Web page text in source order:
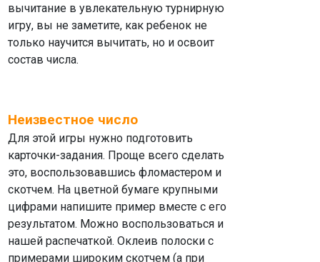
вычитание в увлекательную турнирную
игру, вы не заметите, как ребенок не
только научится вычитать, но и освоит
состав числа.
Неизвестное число
Для этой игры нужно подготовить
карточки-задания. Проще всего сделать
это, воспользовавшись фломастером и
скотчем. На цветной бумаге крупными
цифрами напишите пример вместе с его
результатом. Можно воспользоваться и
нашей распечаткой. Оклеив полоски с
примерами широким скотчем (а при